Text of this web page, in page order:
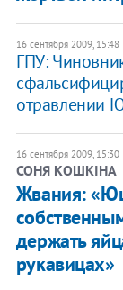
16 сентября 2009, 15:48
ГПУ:
отравлении
16 сентября 2009, 15:30
СОНЯ КОШКІНА
Жвания:
держать
рукавицах»